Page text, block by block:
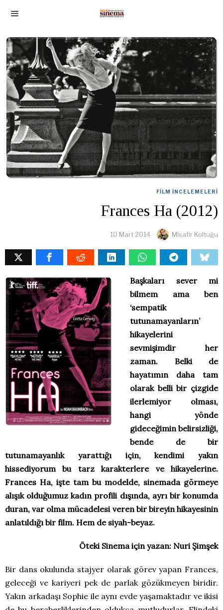
FILM İNCELEMELERI
Frances Ha (2012)
10 Mart 2014 Misafir Koltuğu
Başkaları sever mi
bilmem ama ben
‘sempatik
tutunamayanların’
hikayelerini
sevmişimdir her
zaman. Belki de
hayatımın daha tam
olarak belli bir çizgide
ilerlemiyor olması,
hangi yönde
gideceğimin belirsizliği,
bende de bir
tutunamayanlık yarattığı için, kendimi yakın
hissediyorum bu tarz karakterlere ve hikayelerine.
Frances Ha, işte tam bu modelde, sinemada görmeye
alışık olduğumuz kadın profili dışında, ayrı bir konumda
duran, var olma mücadelesi veren bir bireyin hikayesinin
anlatıldığı bir film. Hem de siyah-beyaz.
Öteki Sinema için yazan: Nuri Şimşek
Bir dans okulunda stajyer olarak görev yapan Frances,
geleceği ve kariyeri pek de parlak gözükmeyen biridir.
Yakın arkadaşı Sophie ile aynı evde yaşamaktadır ve ikisi